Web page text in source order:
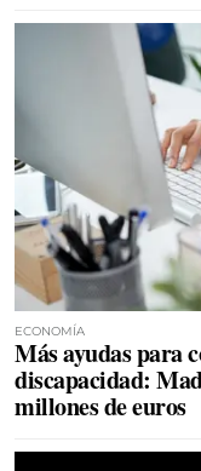
ECONOMÍA
Más ayudas para
discapacidad:
millones de euros